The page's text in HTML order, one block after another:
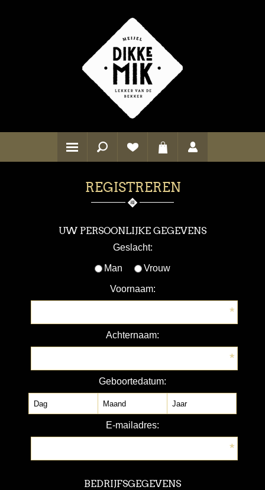
REGISTREREN
UW PERSOONLIJKE GEGEVENS
Geslacht:
Man Vrouw
Voornaam:
*
Achternaam:
*
Geboortedatum:
E-mailadres:
*
BEDRIJFSGEGEVENS